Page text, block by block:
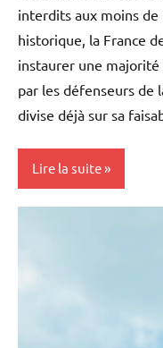
interdits aux moins
historique, la France
instaurer une majorité
par les défenseurs de
divise déjà sur sa
Lire la suite